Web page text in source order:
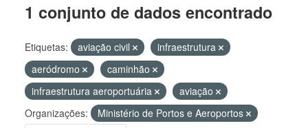
1 conjunto de dados encontrado
Etiquetas: aviação civil
infraestrutura
aeródromo
caminhão
infraestrutura aeroportuária
aviação
Organizações:
Ministério de Portos e Aeroportos